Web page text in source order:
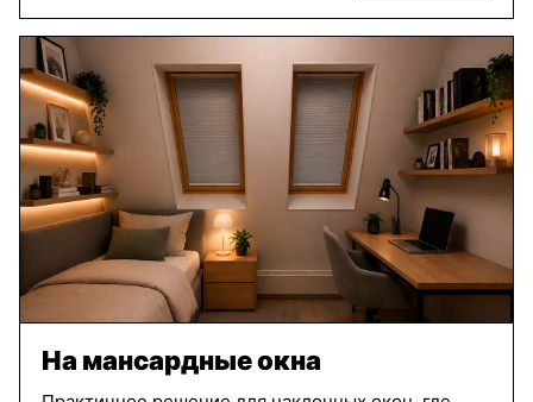
На мансардные окна